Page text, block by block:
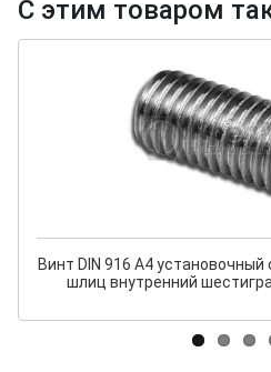
С этим товаром
Винт DIN 916 A4
шлиц внутренний